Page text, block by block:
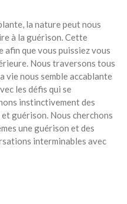
la nature peut nous
à la guérison. Cette
afin que vous puissiez vous
Nous traversons tous
vie nous semble accablante
les défis qui se
instinctivement des
guérison. Nous cherchons
une guérison et des
interminables avec